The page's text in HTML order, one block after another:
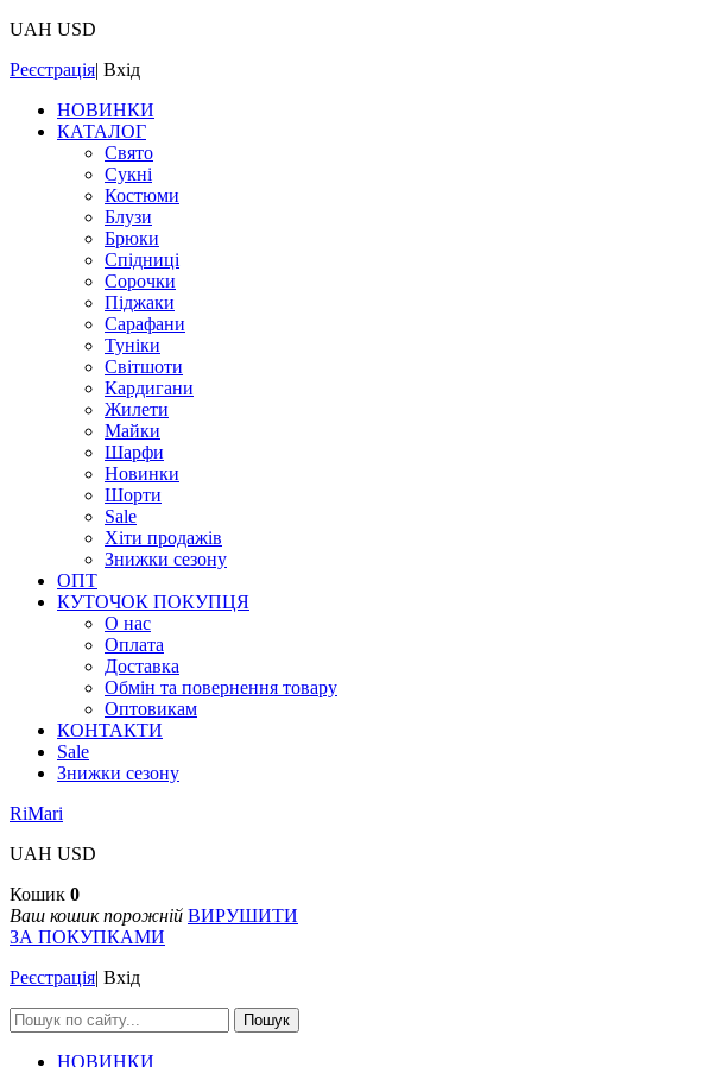
UAH USD
Реєстрація| Вхід
НОВИНКИ
КАТАЛОГ
Свято
Сукні
Костюми
Блузи
Брюки
Спідниці
Сорочки
Піджаки
Сарафани
Туніки
Світшоти
Кардигани
Жилети
Майки
Шарфи
Новинки
Шорти
Sale
Хіти продажів
Знижки сезону
ОПТ
КУТОЧОК ПОКУПЦЯ
О нас
Оплата
Доставка
Обмін та повернення товару
Оптовикам
КОНТАКТИ
Sale
Знижки сезону
RiMari
UAH USD
Кошик 0
Ваш кошик порожній ВИРУШИТИ
ЗА ПОКУПКАМИ
Реєстрація| Вхід
Пошук
НОВИНКИ